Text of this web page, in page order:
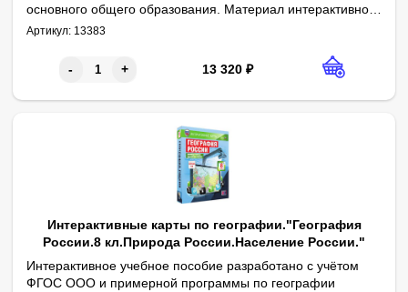
основного общего образования. Материал интерактивного
учебного пособия содержит учебные карты к курсу
1. Физическая карта мира. 2. Африка. Физическая карта. 3.
Артикул: 13383
- + 13 320 ₽
Интерактивные карты по географии."География
России.8 кл.Природа России.Население России."
Интерактивное учебное пособие разработано с учётом
ФГОС ООО и примерной программы по географии